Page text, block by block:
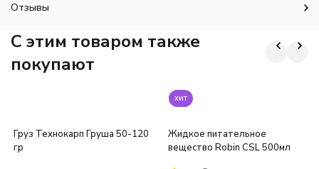
Отзывы
C этим товаром также
покупают
Груз Технокарп Груша 50-120
гр
хит
Жидкое питательное
вещество Robin CSL 500мл